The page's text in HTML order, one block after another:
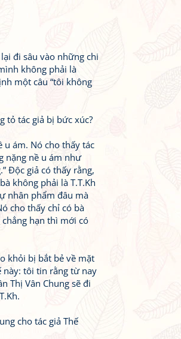
đi sâu vào những chi
không phải là
một câu “tôi không
tỏ tác giả bị bức xúc?
u ám. Nó cho thấy tác
nặng nề u ám như
Độc giả có thấy rằng,
không phải là T.T.Kh
nhân phẩm đâu mà
cho thấy chỉ có bà
hạn thì mới có
khỏi bị bắt bẻ về mặt
này: tôi tin rằng từ nay
Thị Vân Chung sẽ đi
cho tác giả Thế